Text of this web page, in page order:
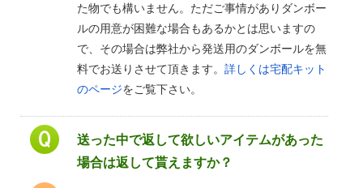
た物でも構いません。ただご事情がありダンボー
ルの用意が困難な場合もあるかとは思いますの
で、その場合は弊社から発送用のダンボールを無
料でお送りさせて頂きます。詳しくは宅配キット
のページをご覧下さい。
送った中で返して欲しいアイテムがあった
場合は返して貰えますか？